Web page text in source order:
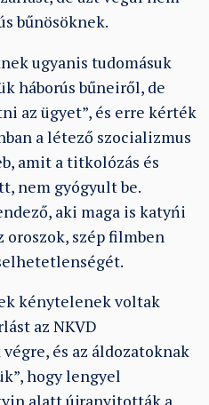
bűnösöknek.
ugyanis tudomásuk
háborús bűneiről, de
az ügyet”, és erre kérték
a létező szocializmus
amit a titkolózás és
nem gyógyult be.
aki maga is katyńi
oroszok, szép filmben
kénytelenek voltak
az NKVD
és az áldozatoknak
hogy lengyel